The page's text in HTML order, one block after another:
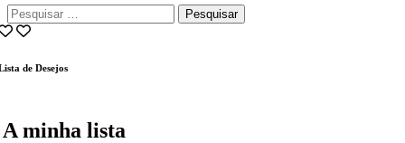
Pesquisar
por:
de Desejos
A minha lista